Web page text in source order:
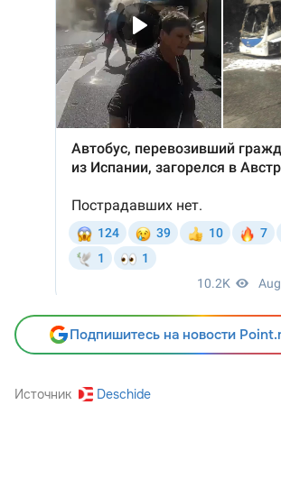
Подпишитесь на новости
Источник Deschide